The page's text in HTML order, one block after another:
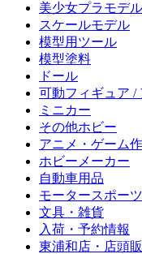
美少女プラモデル
スケールモデル
模型用ツール
模型塗料
ドール
可動フィギュア /
ミニカー
その他ホビー
アニメ・ゲーム
ホビーメーカー
自動車用品
モータースポーツ
文具・雑貨
入荷・予約情報
東浦和店・店頭